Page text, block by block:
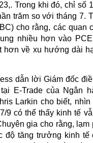
Trong khi đó, chỉ số
trăm so với tháng 7.
cho rằng, các quan
nhiều hơn vào
hơn về xu hướng dài
dẫn lời Giám đốc
E-Trade của Ngân
Larkin cho biết,
9 có thể thấy kinh tế
gia cho rằng, lạm
độ tăng trưởng kinh tế